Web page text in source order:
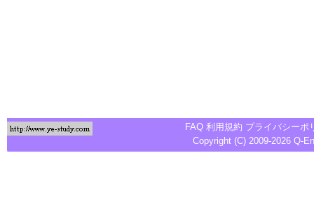
FAQ 利用規約 プライバシーポ
Copyright (C) 2009-2026 Q-